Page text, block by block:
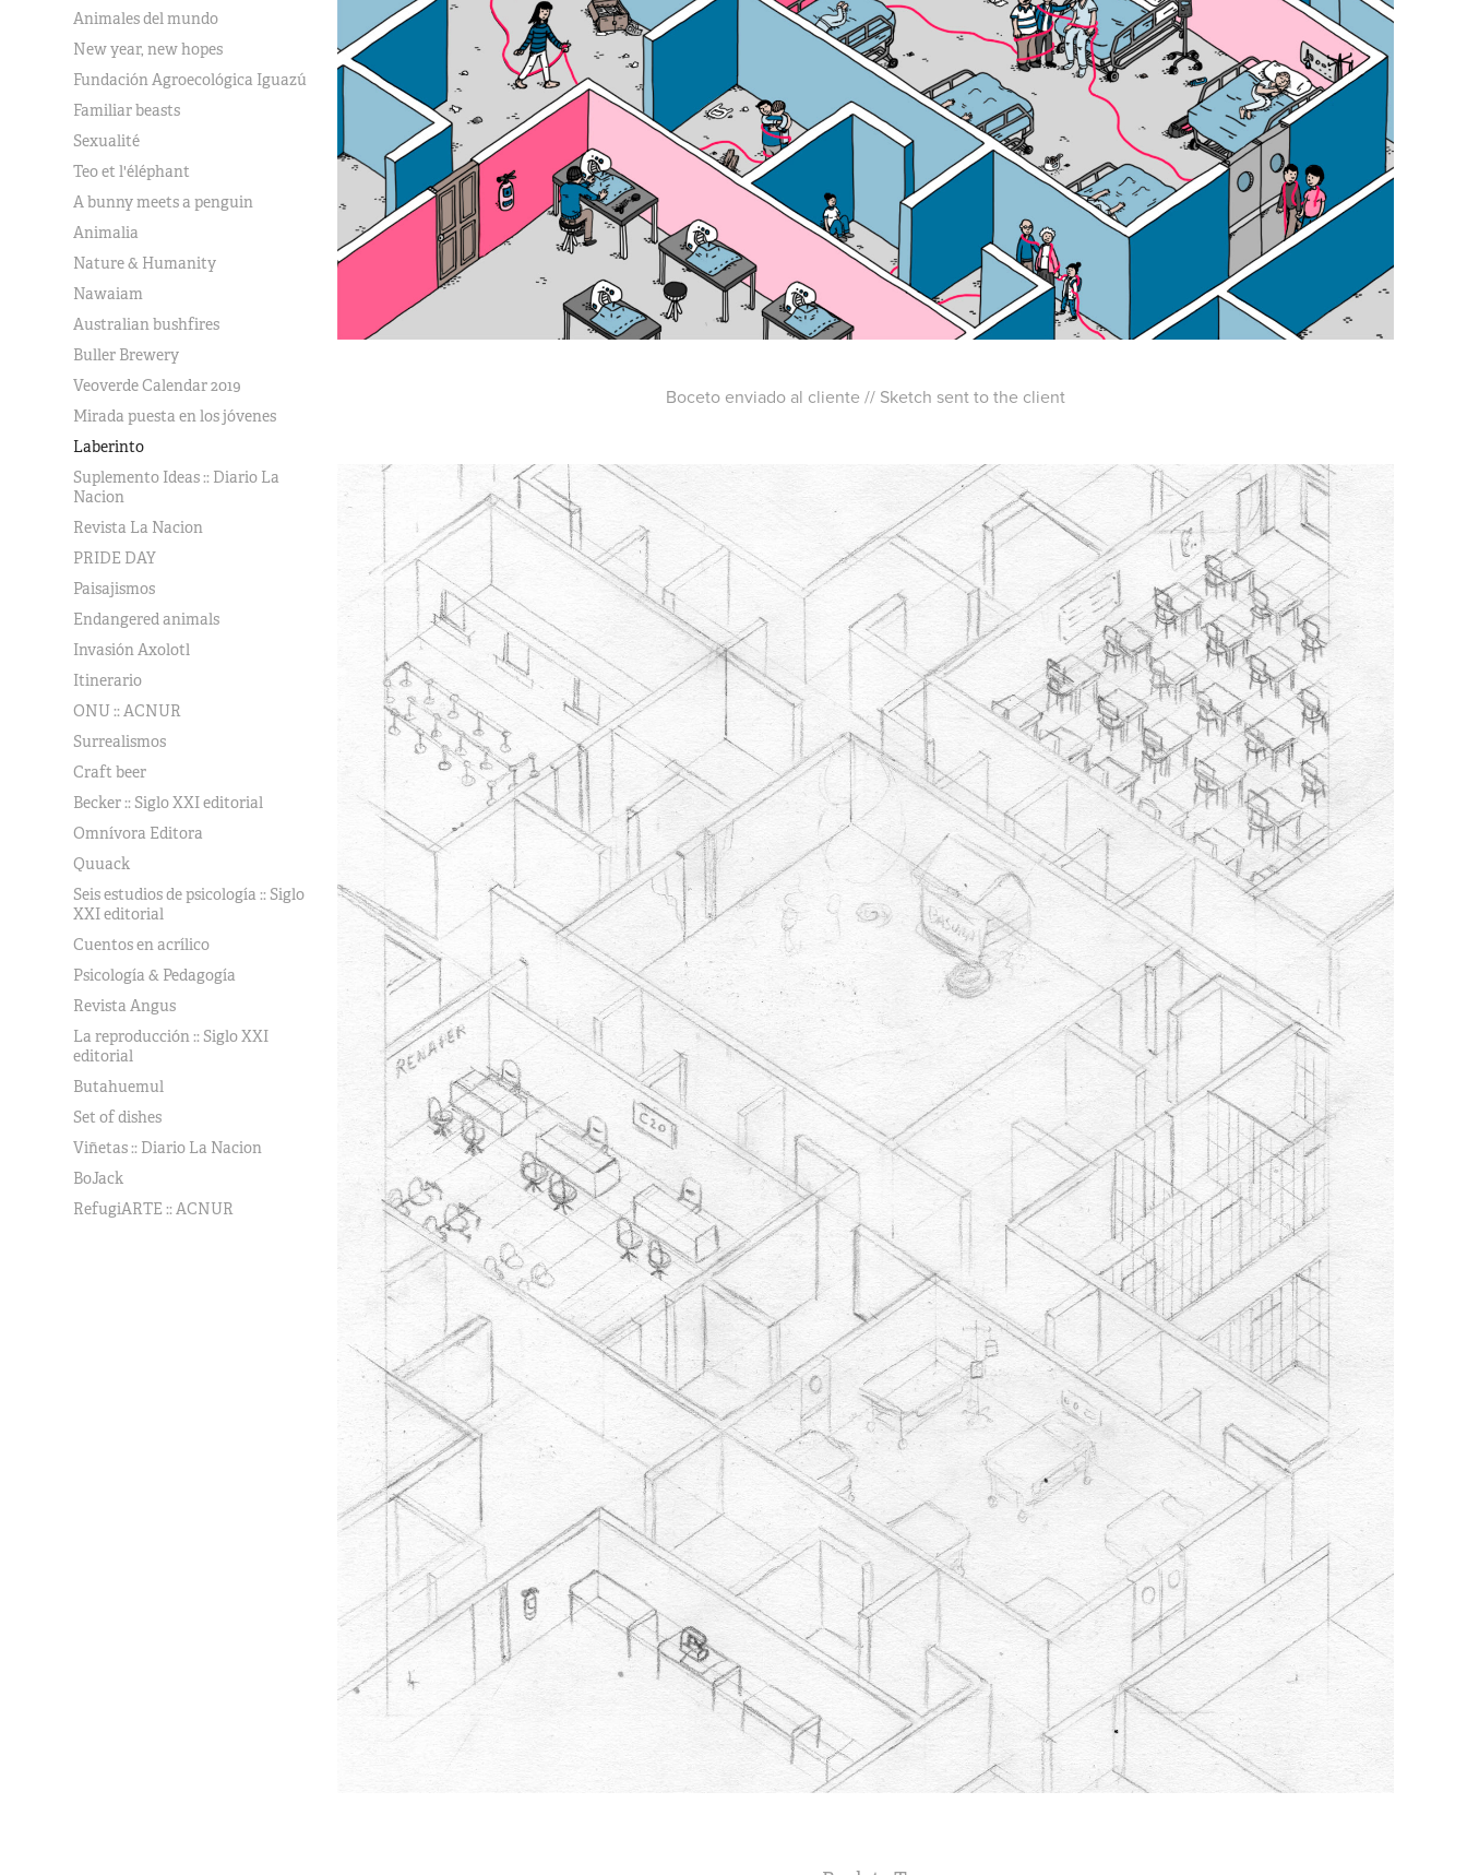
Animales del mundo
New year, new hopes
Fundación Agroecológica Iguazú
Familiar beasts
Sexualité
Teo et l'éléphant
A bunny meets a penguin
Animalia
Nature & Humanity
Nawaiam
Australian bushfires
Buller Brewery
Veoverde Calendar 2019
Mirada puesta en los jóvenes
Laberinto
Suplemento Ideas :: Diario La
Nacion
Revista La Nacion
PRIDE DAY
Paisajismos
Endangered animals
Invasión Axolotl
Itinerario
ONU :: ACNUR
Surrealismos
Craft beer
Becker :: Siglo XXI editorial
Omnívora Editora
Quuack
Seis estudios de psicología :: Siglo
XXI editorial
Cuentos en acrílico
Psicología & Pedagogía
Revista Angus
La reproducción :: Siglo XXI
editorial
Butahuemul
Set of dishes
Viñetas :: Diario La Nacion
BoJack
RefugiARTE :: ACNUR
Boceto enviado al cliente // Sketch sent to the client